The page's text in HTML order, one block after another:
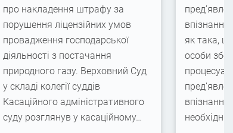
про накладення штрафу за
порушення ліцензійних умов
провадження господарської
діяльності з постачання
природного газу. Верховний Суд
у складі колегії суддів
Касаційного адміністративного
суду розглянув у касаційному…
як така,
особи